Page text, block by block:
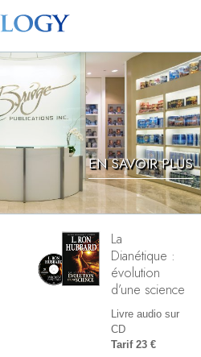
EN SAVOIR PLUS
La
Dianétique :
évolution
d’une science
Livre audio sur
CD
Tarif 23 €